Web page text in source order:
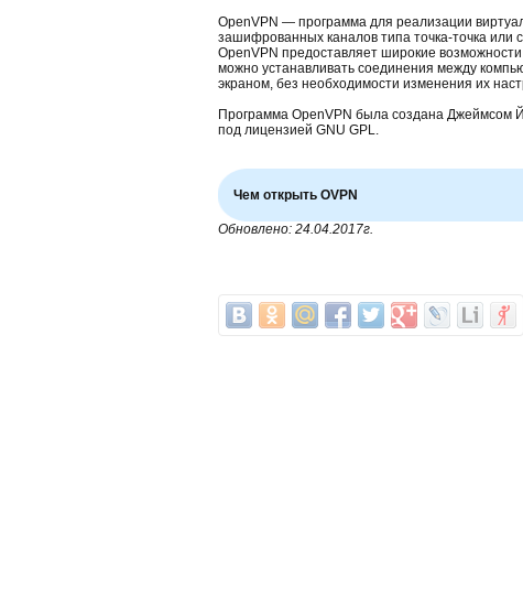
OpenVPN — программа для реализации
зашифрованных каналов типа точка-точка
OpenVPN предоставляет широкие
можно устанавливать соединения между
экраном, без необходимости изменения их
Программа OpenVPN была создана Джеймсом
под лицензией GNU GPL.
Чем открыть OVPN
Обновлено: 24.04.2017г.